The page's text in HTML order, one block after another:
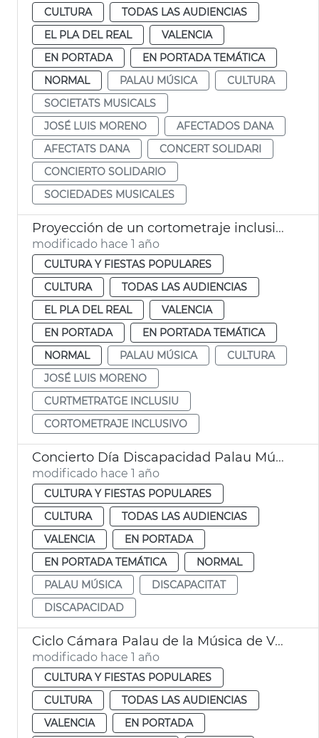
CULTURA
TODAS LAS AUDIENCIAS
EL PLA DEL REAL
VALENCIA
EN PORTADA
EN PORTADA TEMÁTICA
NORMAL
PALAU MÚSICA
CULTURA
SOCIETATS MUSICALS
JOSÉ LUIS MORENO
AFECTADOS DANA
AFECTATS DANA
CONCERT SOLIDARI
CONCIERTO SOLIDARIO
SOCIEDADES MUSICALES
Proyección de un cortometraje inclusivo en el Palau
modificado hace 1 año
CULTURA Y FIESTAS POPULARES
CULTURA
TODAS LAS AUDIENCIAS
EL PLA DEL REAL
VALENCIA
EN PORTADA
EN PORTADA TEMÁTICA
NORMAL
PALAU MÚSICA
CULTURA
JOSÉ LUIS MORENO
CURTMETRATGE INCLUSIU
CORTOMETRAJE INCLUSIVO
Concierto Día Discapacidad Palau Música
modificado hace 1 año
CULTURA Y FIESTAS POPULARES
CULTURA
TODAS LAS AUDIENCIAS
VALENCIA
EN PORTADA
EN PORTADA TEMÁTICA
NORMAL
PALAU MÚSICA
DISCAPACITAT
DISCAPACIDAD
Ciclo Cámara Palau de la Música de València
modificado hace 1 año
CULTURA Y FIESTAS POPULARES
CULTURA
TODAS LAS AUDIENCIAS
VALENCIA
EN PORTADA